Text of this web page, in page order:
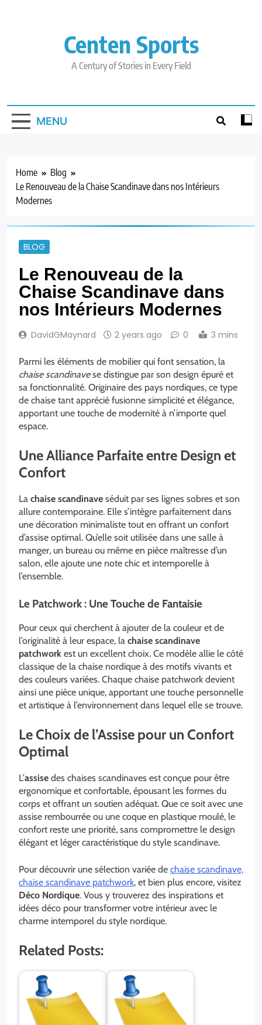
Centen Sports
A Century of Stories in Every Field
MENU
Home
Blog
Le Renouveau de la Chaise Scandinave dans nos Intérieurs
Modernes
BLOG
Le Renouveau de la
Chaise Scandinave dans
nos Intérieurs Modernes
DavidGMaynard 2 years ago 0 3 mins
Parmi les éléments de mobilier qui font sensation, la
chaise scandinavese distingue par son design épuré et
sa fonctionnalité. Originaire des pays nordiques, ce type
de chaise tant apprécié fusionne simplicité et élégance,
apportant une touche de modernité à n’importe quel
espace.
Une Alliance Parfaite entre Design et
Confort
La chaise scandinave séduit par ses lignes sobres et son
allure contemporaine. Elle s’intègre parfaitement dans
une décoration minimaliste tout en offrant un confort
d’assise optimal. Qu’elle soit utilisée dans une salle à
manger, un bureau ou même en pièce maîtresse d’un
salon, elle ajoute une note chic et intemporelle à
l’ensemble.
Le Patchwork : Une Touche de Fantaisie
Pour ceux qui cherchent à ajouter de la couleur et de
l’originalité à leur espace, la chaise scandinave
patchwork est un excellent choix. Ce modèle allie le côté
classique de la chaise nordique à des motifs vivants et
des couleurs variées. Chaque chaise patchwork devient
ainsi une pièce unique, apportant une touche personnelle
et artistique à l’environnement dans lequel elle se trouve.
Le Choix de l’Assise pour un Confort
Optimal
L’assise des chaises scandinaves est conçue pour être
ergonomique et confortable, épousant les formes du
corps et offrant un soutien adéquat. Que ce soit avec une
assise rembourrée ou une coque en plastique moulé, le
confort reste une priorité, sans compromettre le design
élégant et léger caractéristique du style scandinave.
Pour découvrir une sélection variée de chaise scandinave,
chaise scandinave patchwork, et bien plus encore, visitez
Déco Nordique. Vous y trouverez des inspirations et
idées déco pour transformer votre intérieur avec le
charme intemporel du style nordique.
Related Posts: